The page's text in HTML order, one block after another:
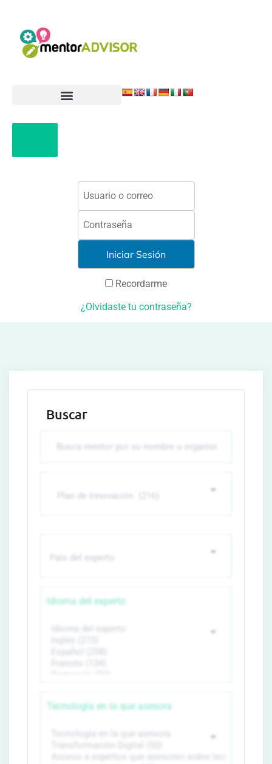
Recordarme
¿Olvidaste tu contraseña?
Buscar
Idioma del experto
Tecnología en la que asesora